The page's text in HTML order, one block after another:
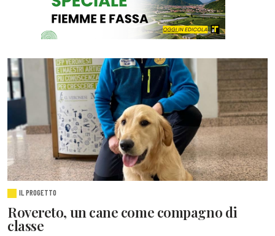
IL PROGETTO
Rovereto, un cane come compagno di
classe